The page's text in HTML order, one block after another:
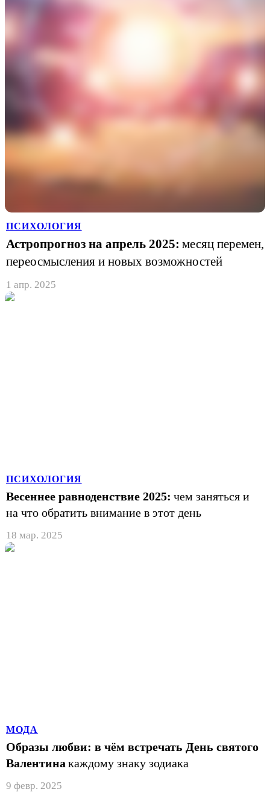
ПСИХОЛОГИЯ
Астропрогноз на апрель 2025: месяц перемен,
переосмысления и новых возможностей
1 апр. 2025
ПСИХОЛОГИЯ
Весеннее равноденствие 2025: чем заняться и
на что обратить внимание в этот день
18 мар. 2025
МОДА
Образы любви: в чём встречать День святого
Валентина каждому знаку зодиака
9 февр. 2025